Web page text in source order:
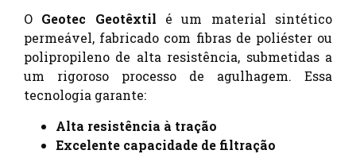
O Geotec Geotêxtil é um material sintético
permeável, fabricado com fibras de poliéster ou
polipropileno de alta resistência, submetidas a
um rigoroso processo de agulhagem. Essa
tecnologia garante:
Alta resistência à tração
Excelente capacidade de filtração